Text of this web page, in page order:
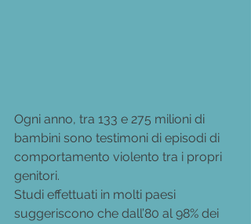
Ogni anno, tra 133 e 275 milioni di
bambini sono testimoni di episodi di
comportamento violento tra i propri
genitori.
Studi effettuati in molti paesi
suggeriscono che dall’80 al 98% dei